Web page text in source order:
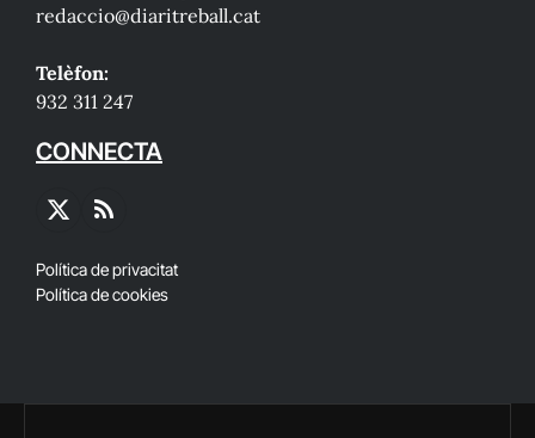
redaccio@diaritreball.cat
Telèfon:
932 311 247
CONNECTA
X
RSS
Política de privacitat
Política de cookies